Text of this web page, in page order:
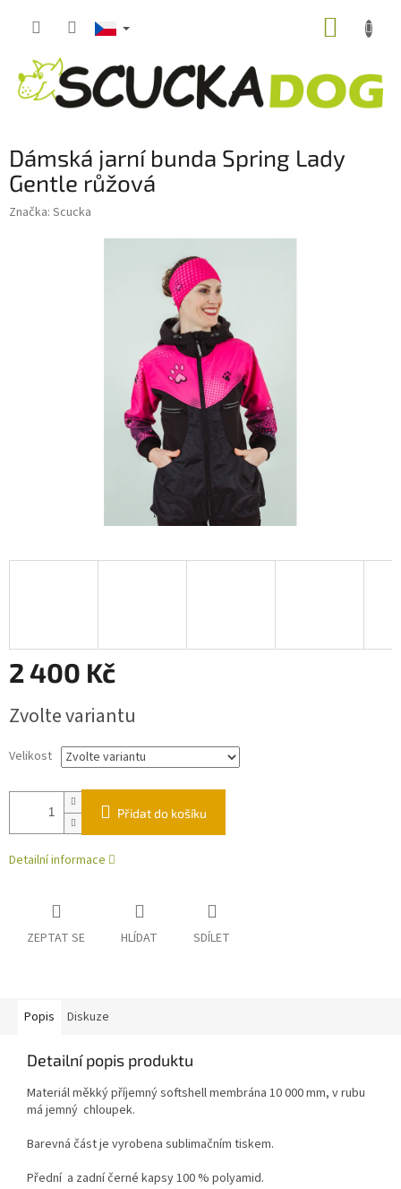
Dámská jarní bunda Spring Lady
Gentle růžová
Značka: Scucka
2 400 Kč
cena:
Zvolte variantu
Velikost
Přidat do košíku
Detailní informace
ZEPTAT SE HLÍDAT SDÍLET
Popis Diskuze
Detailní popis produktu
Materiál měkký příjemný softshell membrána 10 000 mm, v rubu
má jemný chloupek.
Barevná část je vyrobena sublimačním tiskem.
Přední a zadní černé kapsy 100 % polyamid.